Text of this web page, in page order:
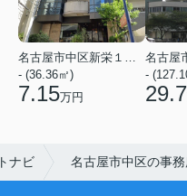
- (36.36㎡)
7.15万円
-
29.7
ナビ 名古屋市中区の事